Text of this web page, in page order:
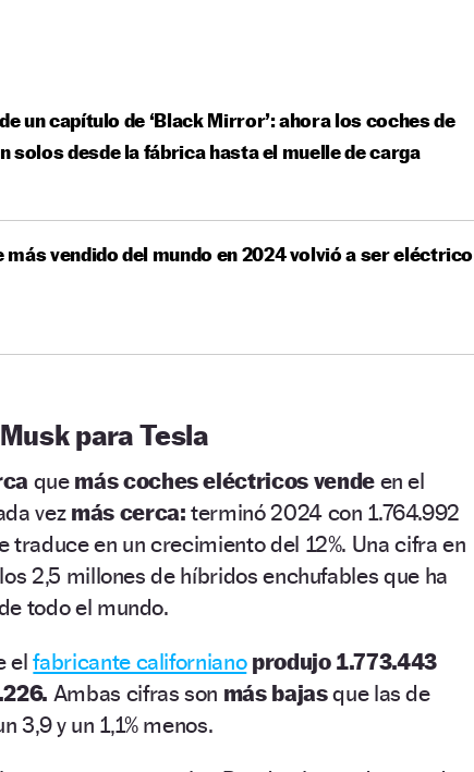
un capítulo de ‘Black Mirror’: ahora los coches de
solos desde la fábrica hasta el muelle de carga
más vendido del mundo en 2024 volvió a ser eléctrico
para Tesla
que más coches eléctricos vendeen el
vezmás cerca: terminó 2024 con 1.764.992
traduce en un crecimiento del 12%. Una cifra en
2,5 millones de híbridos enchufables que ha
todo el mundo.
elfabricante californiano produjo 1.773.443
Ambas cifras son más bajasque las de
3,9 y un 1,1% menos.